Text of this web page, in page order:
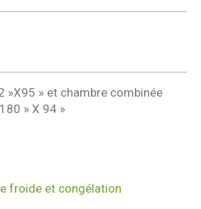
»X95 » et chambre combinée
» X 94 »
froide et congélation